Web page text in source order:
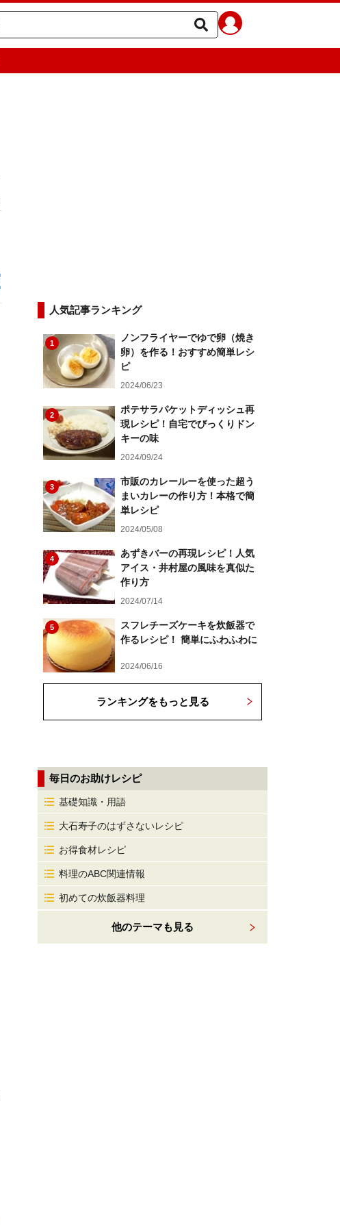
人気記事ランキング
1
ノンフライヤーでゆで卵（焼き
卵）を作る！おすすめ簡単レシ
ピ
2024/06/23
2
ポテサラパケットディッシュ再
現レシピ！自宅でびっくりドン
キーの味
2024/09/24
3
市販のカレールーを使った超う
まいカレーの作り方！本格で簡
単レシピ
2024/05/08
4
あずきバーの再現レシピ！人気
アイス・井村屋の風味を真似た
作り方
2024/07/14
5
スフレチーズケーキを炊飯器で
作るレシピ！ 簡単にふわふわに
2024/06/16
ランキングをもっと見る
毎日のお助けレシピ
基礎知識・用語
大石寿子のはずさないレシピ
お得食材レシピ
料理のABC関連情報
初めての炊飯器料理
他のテーマも見る